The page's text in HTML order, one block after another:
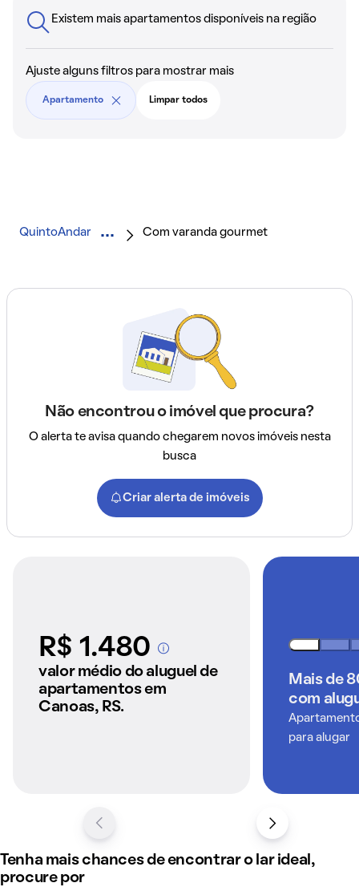
Existem mais apartamentos disponíveis na região
Ajuste alguns filtros para mostrar mais
Apartamento Limpar todos
QuintoAndar Com varanda gourmet
Não encontrou o imóvel que procura?
O alerta te avisa quando chegarem novos imóveis nesta
busca
Criar alerta de imóveis
R$ 1.480A partir dos imóveis
anunciados pelo
QuintoAndar
valor médio do aluguel de
apartamentos em
Canoas, RS.
Mais de
com
para alugar
Tenha mais chances de encontrar o lar ideal,
procure por